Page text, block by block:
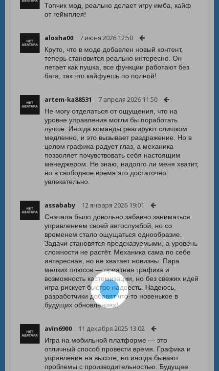
Топчик мод, реально делает игру имба, кайф
от геймплея!
alosha00 7 июня 2026 12:50
Круто, что в моде добавлен новый контент,
теперь становится реально интересно. Он
летает как пушка, все функции работают без
бага, так что кайфуешь по полной!
artem-ka88531 7 апреля 2026 11:50
Не могу отделаться от ощущения, что на
уровне управления могли бы поработать
лучше. Иногда команды реагируют слишком
медленно, и это вызывает раздражение. Но в
целом графика радует глаз, а механика
позволяет почувствовать себя настоящим
менеджером. Не знаю, надолго ли меня хватит,
но в свободное время это достаточно
увлекательно.
assababy 12 января 2026 19:01
Сначала было довольно забавно заниматься
управлением своей автослужбой, но со
временем стало ощущаться однообразие.
Задачи становятся предсказуемыми, а уровень
сложности не растёт. Механика сама по себе
интересная, но не хватает новизны. Пара
мелких плюсов — приятная графика и
возможность кастомизации, но без свежих идей
игра рискует быстро надоесть. Надеюсь,
разработчики добавят что-то новенькое в
будущих обновлениях!
avin6900 11 декабря 2025 13:02
Игра на мобильной платформе — это
отличный способ провести время. Графика и
управление на высоте, но иногда бывают
проблемы с производительностью. Будущее